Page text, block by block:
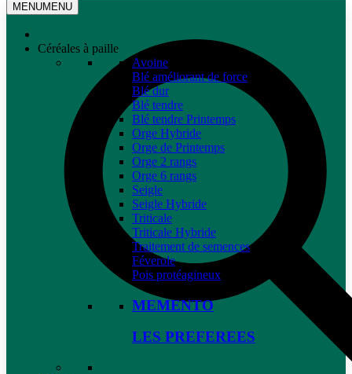
MENUMENU
Céréales à paille
Avoine
Blé améliorant de force
Blé dur
Blé tendre
Blé tendre Printemps
Orge Hybride
Orge de Printemps
Orge 2 rangs
Orge 6 rangs
Seigle
Seigle Hybride
Triticale
Triticale Hybride
Traitement de semences
Féverole
Pois protéagineux
MEMENTO
LES PREFEREES